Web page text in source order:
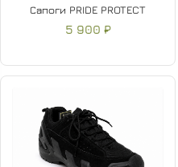
Сапоги PRIDE PROTECT
5 900 ₽